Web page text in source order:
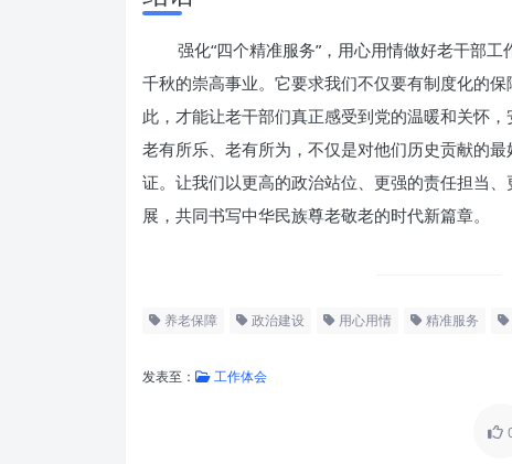
强化“四个精准服务”，用心用情做好老干部
千秋的崇高事业。它要求我们不仅要有制度化的
此，才能让老干部们真正感受到党的温暖和关怀
老有所乐、老有所为，不仅是对他们历史贡献的
证。让我们以更高的政治站位、更强的责任担当
展，共同书写中华民族尊老敬老的时代新篇章。
养老保障 政治建设 用心用情 精准服务
发表至： 工作体会